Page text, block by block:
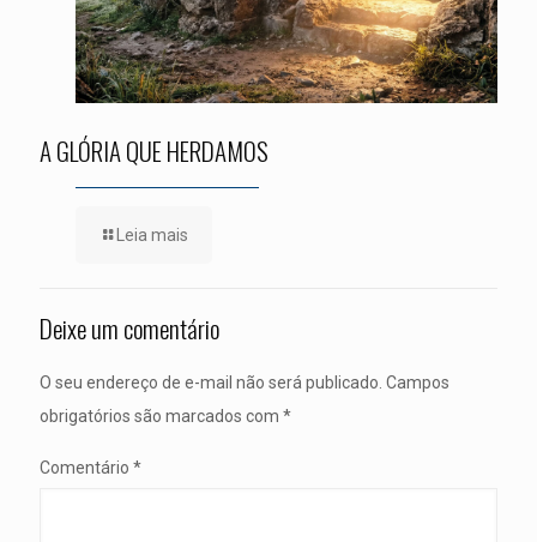
A GLÓRIA QUE HERDAMOS
Leia mais
Deixe um comentário
O seu endereço de e-mail não será publicado. Campos
obrigatórios são marcados com *
Comentário *